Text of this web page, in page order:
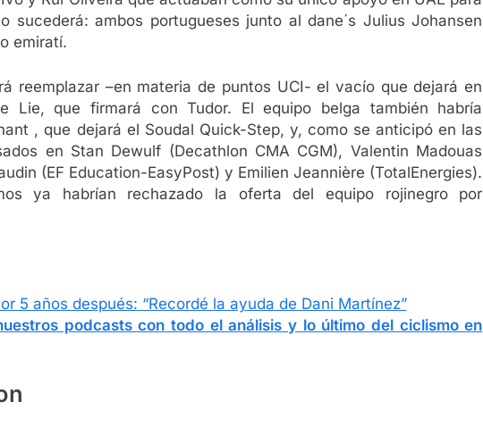
sucederá: ambos portugueses junto al dane´s Julius Johansen
emiratí.
reemplazar –en materia de puntos UCI- el vacío que dejará en
Lie, que firmará con Tudor. El equipo belga también habría
, que dejará el Soudal Quick-Step, y, como se anticipó en las
en Stan Dewulf (Decathlon CMA CGM), Valentin Madouas
(EF Education-EasyPost) y Emilien Jeannière (TotalEnergies).
ya habrían rechazado la oferta del equipo rojinegro por
5 años después: “Recordé la ayuda de Dani Martínez”
podcasts con todo el análisis y lo último del ciclismo en